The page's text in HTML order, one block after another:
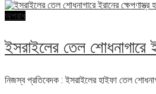
অপরাধ
ইসরাইলের তেল শোধনাগারে
নিজস্ব প্রতিবেদক : ইসরাইলের হাইফা তেল